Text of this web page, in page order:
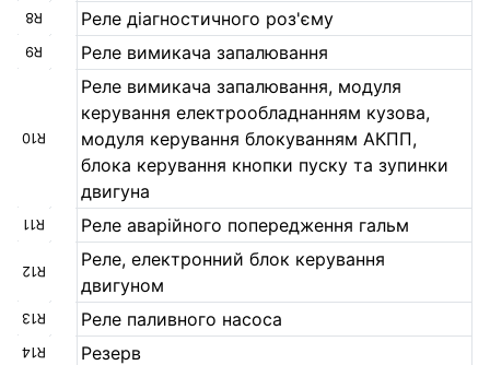
R8 Реле діагностичного роз'єму
R9 Реле вимикача запалювання
R10
Реле вимикача запалювання, модуля
керування електрообладнанням кузова,
модуля керування блокуванням АКПП,
блока керування кнопки пуску та зупинки
двигуна
R11 Реле аварійного попередження гальм
R12
Реле, електронний блок керування
двигуном
R13 Реле паливного насоса
R14 Резерв